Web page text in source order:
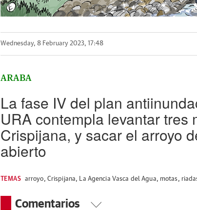
Wednesday, 8 February 2023, 17:48
ARABA
La fase IV del plan
URA contempla levantar tres
Crispijana, y sacar el arroyo
abierto
TEMAS arroyo, Crispijana, La Agencia Vasca del Agua, motas,
Comentarios